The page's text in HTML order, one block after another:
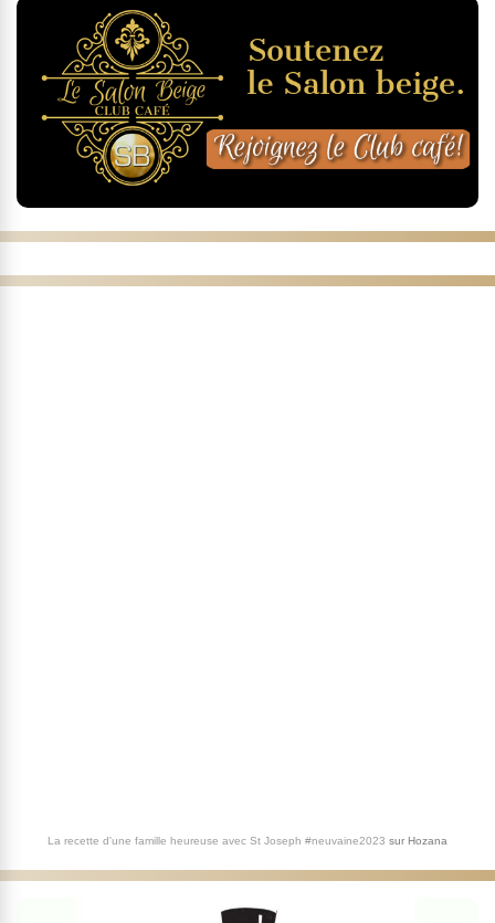
La recette d'une famille heureuse avec St Joseph #neuvaine2023 sur Hozana